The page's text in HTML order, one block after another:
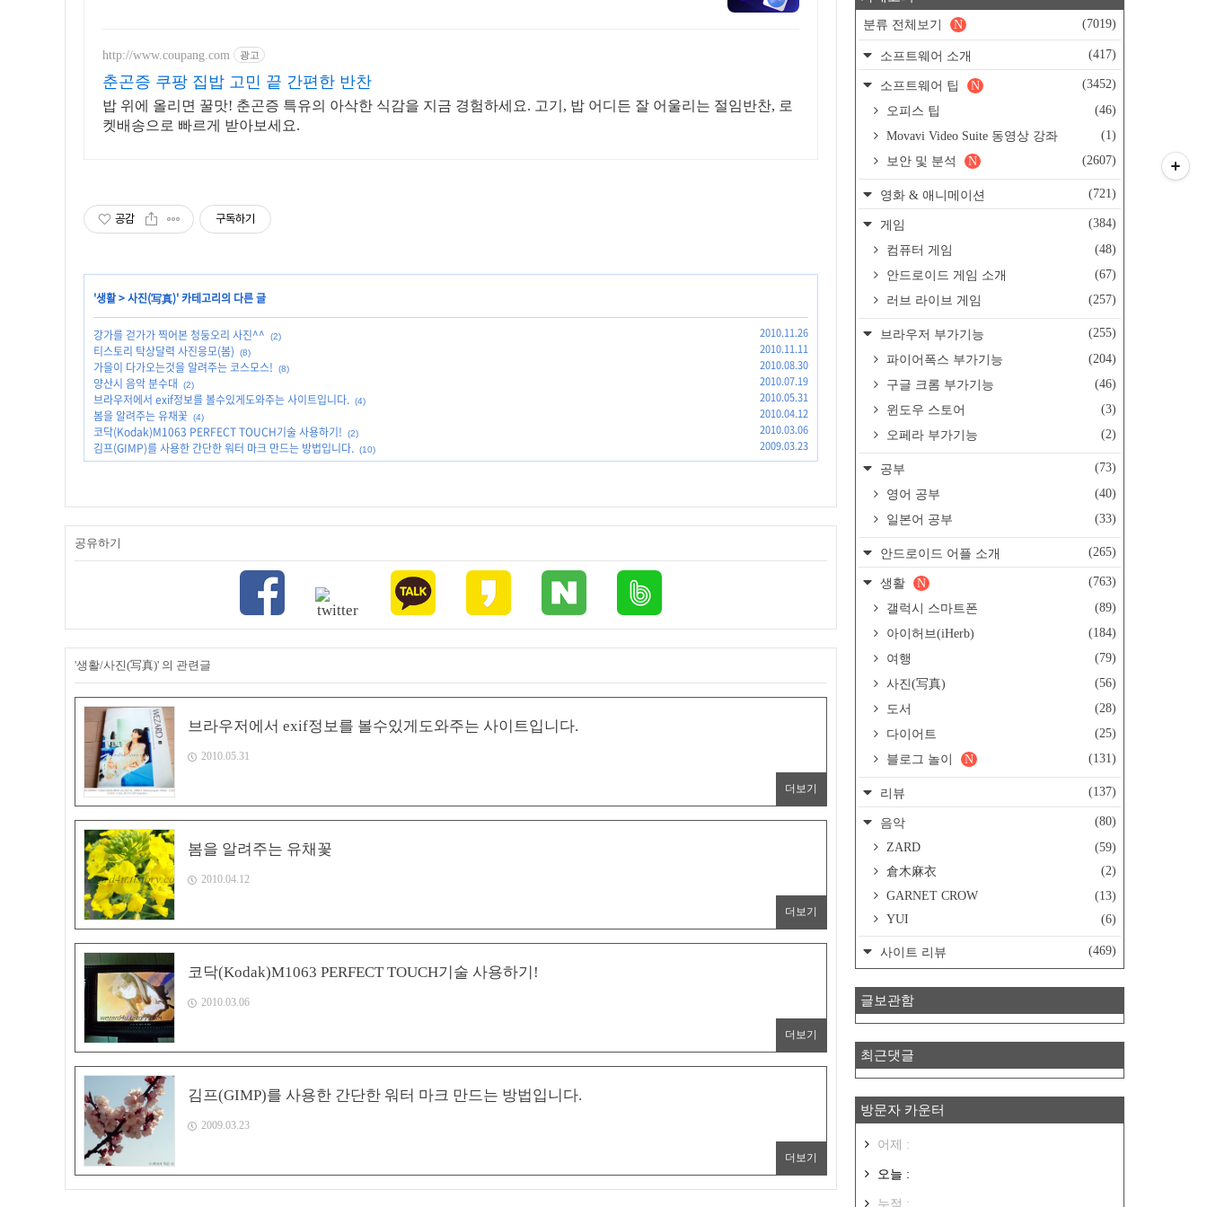
http://www.coupang.com 광고
춘곤증 쿠팡 집밥 고민 끝 간편한 반찬
밥 위에 올리면 꿀맛! 춘곤증 특유의 아삭한 식감을 지금 경험하세요. 고기, 밥 어디든 잘 어울리는 절임반찬, 로
켓배송으로 빠르게 받아보세요.
공감 구독하기
'생활>사진(写真)' 카테고리의 다른 글
강가를 걷가가 찍어본 청둥오리 사진^^ (2) 2010.11.26
티스토리 탁상달력 사진응모(봄) (8) 2010.11.11
가을이 다가오는것을 알려주는 코스모스! (8) 2010.08.30
양산시 음악 분수대 (2) 2010.07.19
브라우저에서 exif정보를 볼수있게도와주는 사이트입니다. (4) 2010.05.31
봄을 알려주는 유채꽃 (4) 2010.04.12
코닥(Kodak)M1063 PERFECT TOUCH기술 사용하기! (2) 2010.03.06
김프(GIMP)를 사용한 간단한 워터 마크 만드는 방법입니다. (10) 2009.03.23
공유하기
'생활/사진(写真)' 의 관련글
브라우저에서 exif정보를 볼수있게도와주는 사이트입니다.
2010.05.31
더보기
봄을 알려주는 유채꽃
2010.04.12
더보기
코닥(Kodak)M1063 PERFECT TOUCH기술 사용하기!
2010.03.06
더보기
김프(GIMP)를 사용한 간단한 워터 마크 만드는 방법입니다.
2009.03.23
더보기
분류 전체보기 (7019)
N
소프트웨어 소개 (417)
소프트웨어 팁 (3452)
N
오피스 팁
(46)
Movavi Video Suite 동영상 강좌
(1)
보안 및 분석
(2607)
N
영화 & 애니메이션 (721)
게임
(384)
컴퓨터 게임
(48)
안드로이드 게임 소개
(67)
러브 라이브 게임
(257)
브라우저 부가기능
(255)
파이어폭스 부가기능
(204)
구글 크롬 부가기능
(46)
윈도우 스토어
(3)
오페라 부가기능
(2)
공부
(73)
영어 공부
(40)
일본어 공부
(33)
안드로이드 어플 소개 (265)
생활 (763)
N
갤럭시 스마트폰
(89)
아이허브(iHerb)
(184)
여행
(79)
사진(写真)
(56)
도서
(28)
다이어트
(25)
블로그 놀이
(131)
N
리뷰 (137)
음악
(80)
ZARD
(59)
倉木麻衣
(2)
GARNET CROW
(13)
YUI
(6)
사이트 리뷰 (469)
글보관함
최근댓글
방문자 카운터
어제 :
오늘 :
누적 :